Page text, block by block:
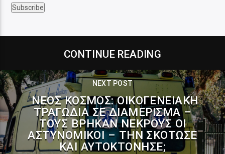
CONTINUE READING
NEXT POST
ΝΈΟΣ ΚΌΣΜΟΣ: ΟΙΚΟΓΕΝΕΙΑΚΉ
ΤΡΑΓΩΔΊΑ ΣΕ ΔΙΑΜΈΡΙΣΜΑ –
ΤΟΥΣ ΒΡΉΚΑΝ ΝΕΚΡΟΎΣ ΟΙ
ΑΣΤΥΝΟΜΙΚΟΊ – ΤΗΝ ΣΚΌΤΩΣΕ
ΚΑΙ ΑΥΤΟΚΤΌΝΗΣΕ;